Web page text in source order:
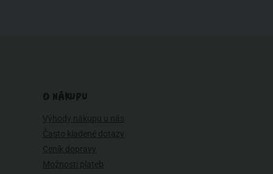
O NÁKUPU
Výhody nákupu u nás
Často kladené dotazy
Ceník dopravy
Možnosti plateb